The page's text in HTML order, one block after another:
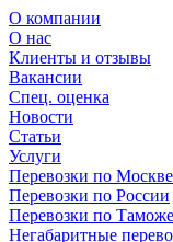
О компании
О нас
Клиенты и отзывы
Вакансии
Спец. оценка
Новости
Статьи
Услуги
Перевозки по
Перевозки по России
Перевозки по
Негабаритные